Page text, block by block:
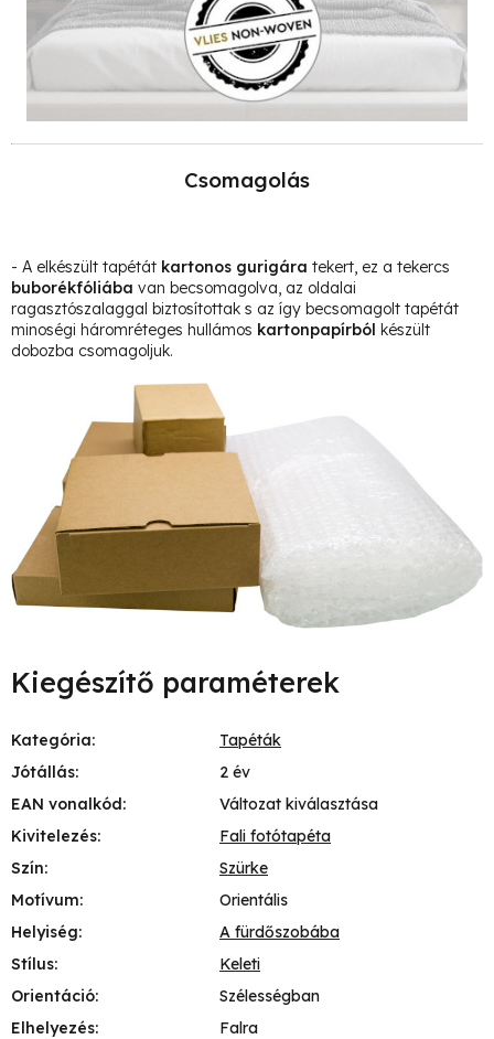
Csomagolás
- A elkészült tapétát kartonos gurigára tekert, ez a tekercs
buborékfóliába van becsomagolva, az oldalai
ragasztószalaggal biztosítottak s az így becsomagolt tapétát
minoségi háromréteges hullámos kartonpapírból készült
dobozba csomagoljuk.
Kiegészítő paraméterek
Kategória:
Tapéták
Jótállás:
2 év
EAN vonalkód:
Változat kiválasztása
Kivitelezés:
Fali fotótapéta
Szín:
Szürke
Motívum:
Orientális
Helyiség:
A fürdőszobába
Stílus:
Keleti
Orientáció:
Szélességban
Elhelyezés:
Falra